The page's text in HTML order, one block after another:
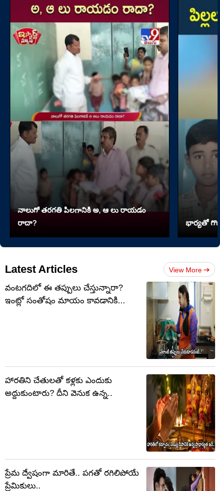
నాలుగో త‌ర‌గతి పిలగానికి అ, ఆ లు రాయ‌డం
రాదా?
భార్యతో
Latest Articles View More
వంటగదిలో ఈ తప్పులు చేస్తున్నారా?
ఇంట్లో సంతోషం మాయం కావడానికి...
హారతిని చేతులతో కళ్లకు ఎందుకు
అద్దుకుంటారు? దీని వెనుక ఉన్న..
ప్రేమ ద్వేషంగా మారితే.. పగతో రగిలిపోయే
ప్రేమికులు..